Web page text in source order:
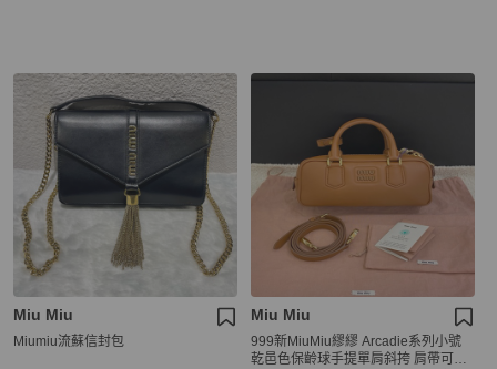
Miu Miu
Miumiu流蘇信封包
Miu Miu
999新MiuMiu繆繆 Arcadie系列小號
乾邑色保齡球手提單肩斜挎 肩帶可拆